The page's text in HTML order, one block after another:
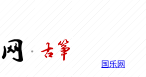
国乐网